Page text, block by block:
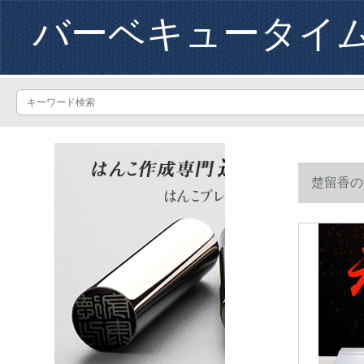
バーベキュータイ
楚留香
屋外多目